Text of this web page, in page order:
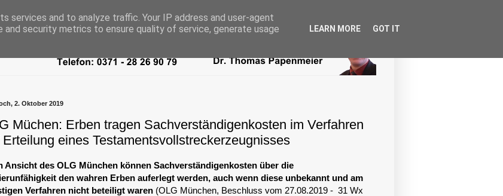
2. Oktober 2019
Müchen: Erben tragen Sachverständigenkosten im Verfahren
Erteilung eines Testamentsvollstreckerzeugnisses
Ansicht des OLG München können Sachverständigenkosten über die
den wahren Erben auferlegt werden, auch wenn diese unbekannt und am
Verfahren nicht beteiligt waren (OLG München, Beschluss vom 27.08.2019 - 31 Wx
services and to analyze traffic. Your IP address and user-agent
and security metrics to ensure quality of service, generate usage
LEARN MORE GOT IT